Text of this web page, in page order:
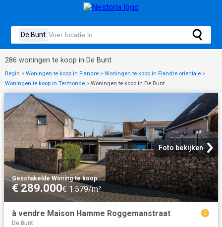
286 woningen te koop in De Bunt
Begin > Woningen te koop in Flandre > Woningen te koop in Flandre orientale >
Woningen te koop in Termonde > Woningen te koop in De Bunt
Foto bekijken
Geschakelde Woning·te koop
€ 289.000€ 1.579/m²
à vendre Maison Hamme Roggemanstraat
De Bunt